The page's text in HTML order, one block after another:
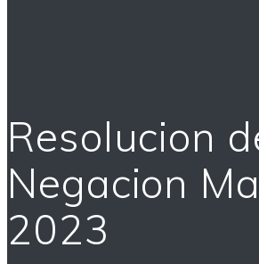
Resolucion
Negacion
2023